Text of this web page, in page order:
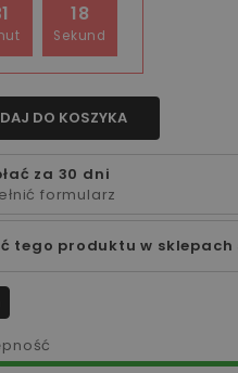
17
Sekund
DO KOSZYKA
za 30 dni
formularz
tego produktu w